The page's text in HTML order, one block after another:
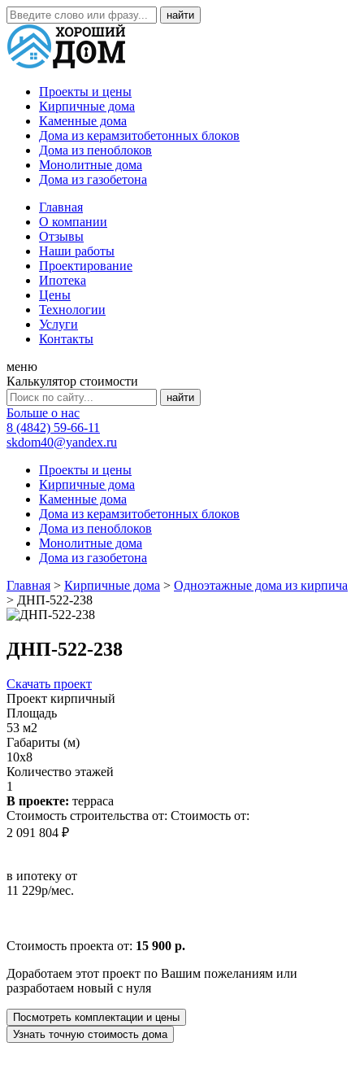
Проекты и цены
Кирпичные дома
Каменные дома
Дома из керамзитобетонных блоков
Дома из пеноблоков
Монолитные дома
Дома из газобетона
Главная
О компании
Отзывы
Наши работы
Проектирование
Ипотека
Цены
Технологии
Услуги
Контакты
меню
Калькулятор стоимости
Больше о нас
8 (4842) 59-66-11
skdom40@yandex.ru
Проекты и цены
Кирпичные дома
Каменные дома
Дома из керамзитобетонных блоков
Дома из пеноблоков
Монолитные дома
Дома из газобетона
Главная > Кирпичные дома > Одноэтажные дома из кирпича
> ДНП-522-238
ДНП-522-238
Скачать проект
Проект кирпичный
Площадь
53 м2
Габариты (м)
10x8
Количество этажей
1
В проекте: терраса
Стоимость строительства от: Стоимость от:
2 091 804 ₽
в ипотеку от
11 229р/мес.
Стоимость проекта от: 15 900 р.
Доработаем этот проект по Вашим пожеланиям или
разработаем новый с нуля
Посмотреть комплектации и цены
Узнать точную стоимость дома